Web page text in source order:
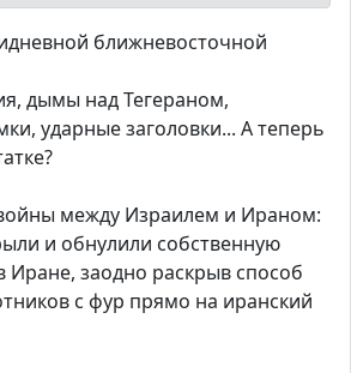
ближневосточной
дымы над Тегераном,
ударные заголовки... А теперь
между Израилем и Ираном:
и обнулили собственную
Иране, заодно раскрыв способ
с фур прямо на иранский